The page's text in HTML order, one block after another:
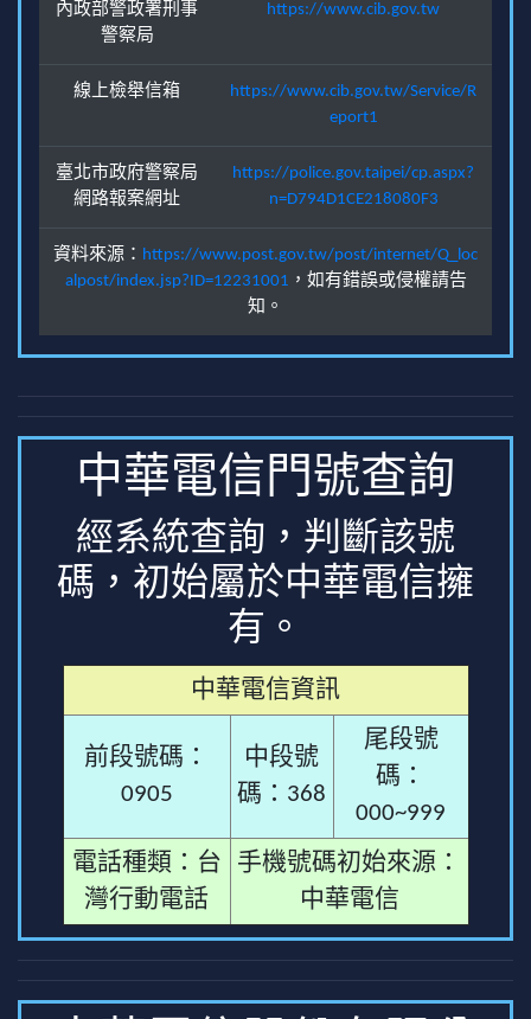
內政部警政署刑事
警察局
https://www.cib.gov.tw
線上檢舉信箱
https://www.cib.gov.tw/Service/R
eport1
臺北市政府警察局
網路報案網址
https://police.gov.taipei/cp.aspx?
n=D794D1CE218080F3
資料來源： https://www.post.gov.tw/post/internet/Q_loc
alpost/index.jsp?ID=12231001 ，如有錯誤或侵權請告
知。
中華電信門號查詢
經系統查詢，判斷該號
碼，初始屬於中華電信擁
有。
中華電信資訊
前段號碼：
0905
中段號
碼：368
尾段號
碼：
000~999
電話種類：台
灣行動電話
手機號碼初始來源：
中華電信